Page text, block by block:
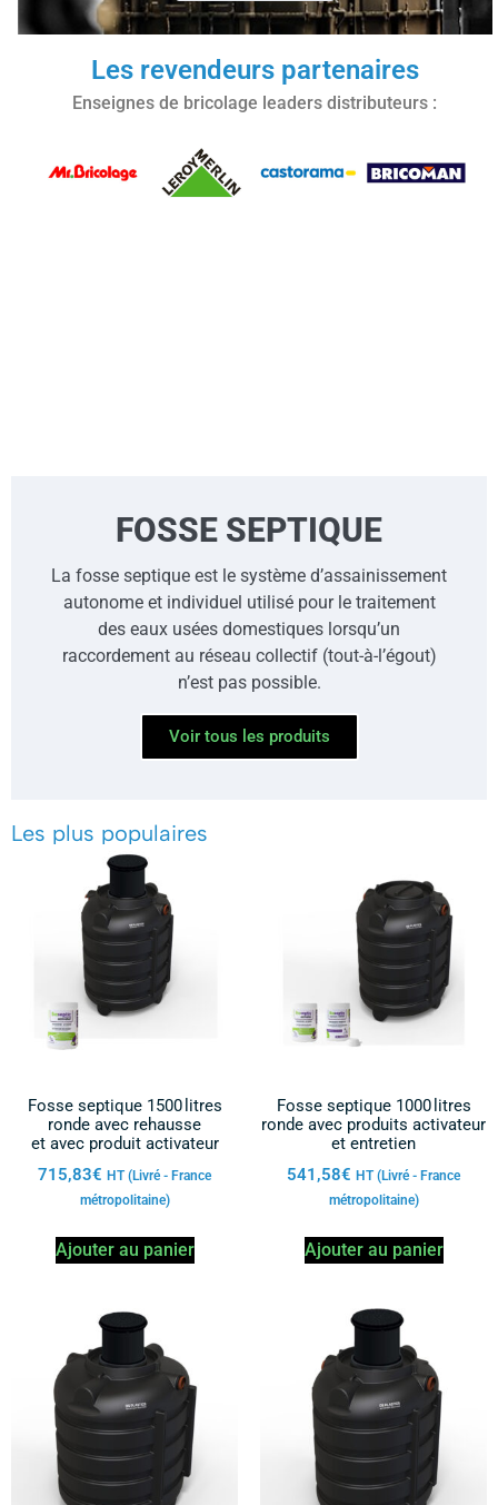
performance pour un usage durable et
respectueux de l'environnement.
En savoir plus
Les revendeurs partenaires
Enseignes de bricolage leaders distributeurs :
FOSSE SEPTIQUE
La fosse septique est le système d’assainissement
autonome et individuel utilisé pour le traitement
des eaux usées domestiques lorsqu’un
raccordement au réseau collectif (tout-à-l’égout)
n’est pas possible.
Voir tous les produits
Les plus populaires
Fosse septique 1500 litres
ronde avec rehausse
et avec produit activateur
715,83€ HT (Livré - France
métropolitaine)
Ajouter au panier
Fosse septique 1000 litres
ronde avec produits activateur
et entretien
541,58€ HT (Livré - France
métropolitaine)
Ajouter au panier